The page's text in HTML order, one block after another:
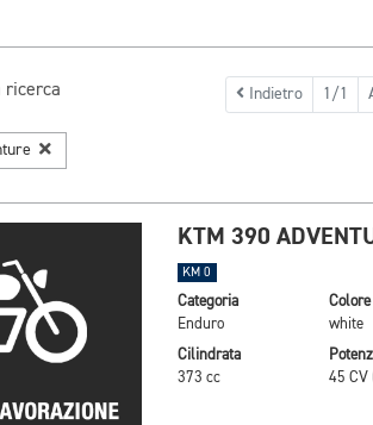
ricerca Indietro 1/1
KTM 390
KM 0
Categoria
Enduro
Colore
white
Cilindrata
373 cc
45 CV